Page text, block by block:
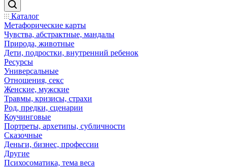
Каталог
Mетафорические карты
Чувства, абстрактные, мандалы
Природа, животные
Дети, подростки, внутренний ребенок
Ресурсы
Универсальные
Отношения, секс
Женские, мужские
Травмы, кризисы, страхи
Род, предки, сценарии
Коучинговые
Портреты, архетипы, субличности
Сказочные
Деньги, бизнес, профессии
Другие
Психосоматика, тема веса